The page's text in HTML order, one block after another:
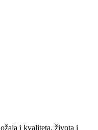
i kvaliteta, života i